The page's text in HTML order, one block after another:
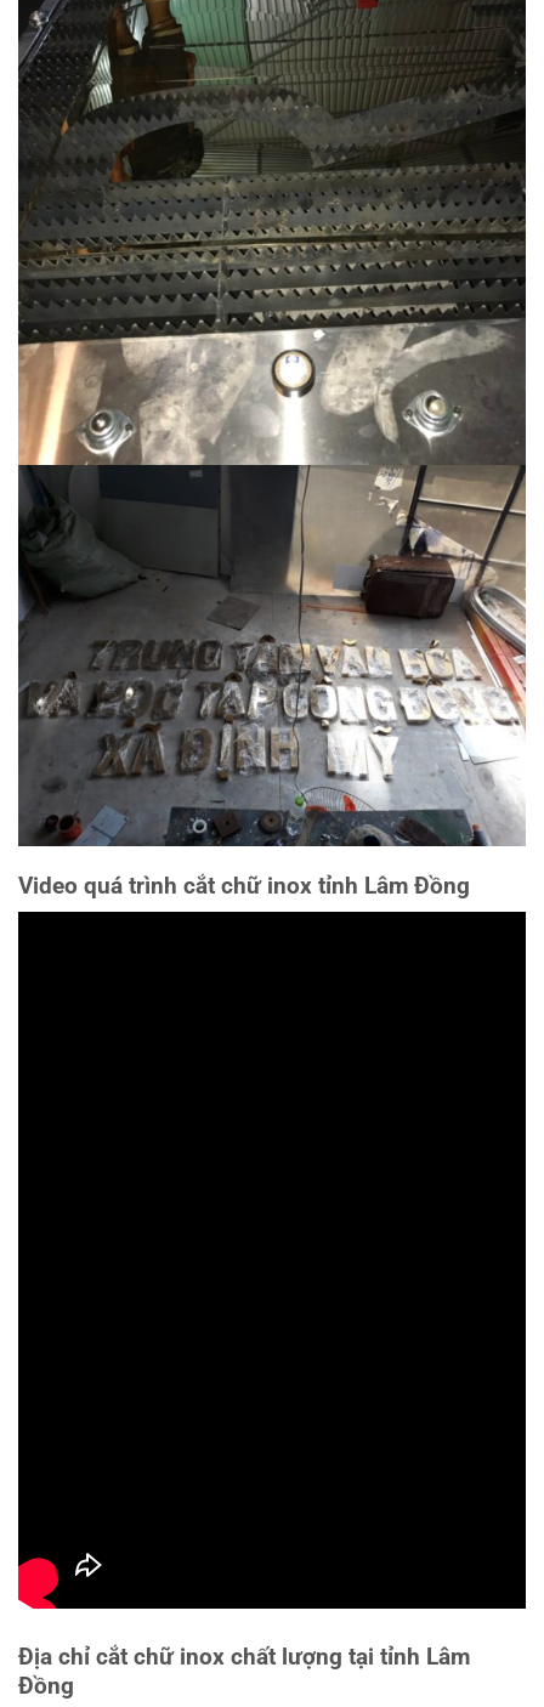
Video quá trình cắt chữ inox tỉnh Lâm Đồng
Địa chỉ cắt chữ inox chất lượng tại tỉnh Lâm
Đồng